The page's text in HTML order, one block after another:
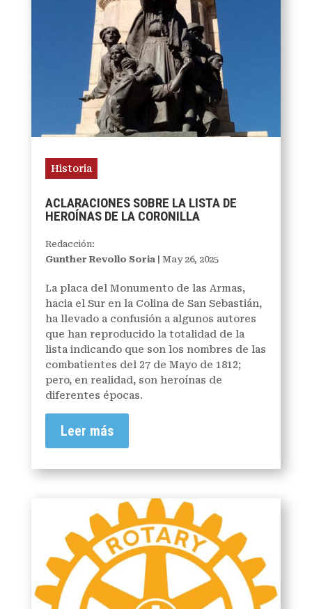
Historia
ACLARACIONES SOBRE LA LISTA DE
HEROÍNAS DE LA CORONILLA
Redacción:
Gunther Revollo Soria | May 26, 2025
La placa del Monumento de las Armas,
hacia el Sur en la Colina de San Sebastián,
ha llevado a confusión a algunos autores
que han reproducido la totalidad de la
lista indicando que son los nombres de las
combatientes del 27 de Mayo de 1812;
pero, en realidad, son heroínas de
diferentes épocas.
Leer más